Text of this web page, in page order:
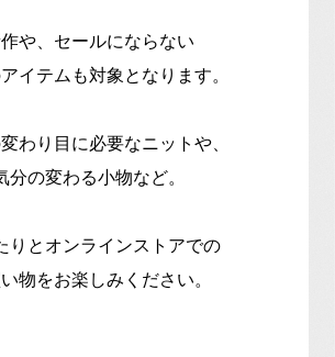
や、セールにならない
イテムも対象となります。
わり目に必要なニットや、
分の変わる小物など。
りとオンラインストアでの
物をお楽しみください。